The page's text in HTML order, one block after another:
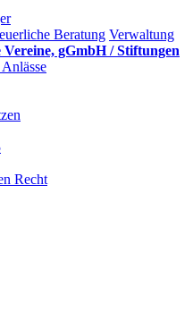
Beratung Verwaltung
gGmbH / Stiftungen
Recht